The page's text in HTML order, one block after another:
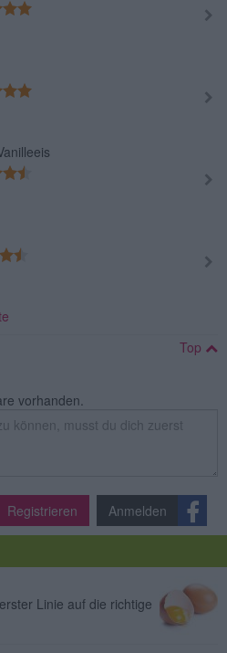
Top
vorhanden.
Registrieren Anmelden
Linie auf die richtige